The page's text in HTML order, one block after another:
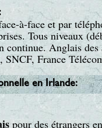
à-face et par
Tous niveaux
continue. Anglais des
SNCF, France
en Irlande:
pour des étrangers